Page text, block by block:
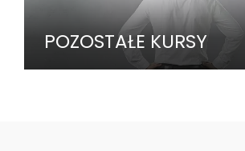
POZOSTAŁE KURSY